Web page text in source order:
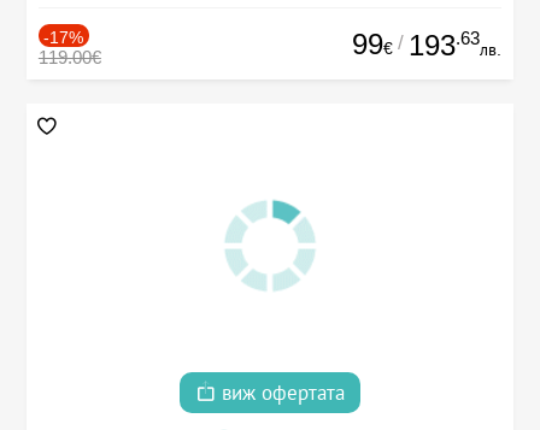
-17%
119.00€ 99€ / 193.63
лв.
виж офертата